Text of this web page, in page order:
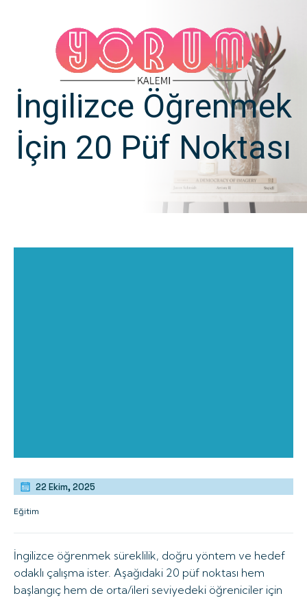
İngilizce Öğrenmek
İçin 20 Püf Noktası
22 Ekim, 2025
Eğitim
İngilizce öğrenmek süreklilik, doğru yöntem ve hedef
odaklı çalışma ister. Aşağıdaki 20 püf noktası hem
başlangıç hem de orta/ileri seviyedeki öğreniciler için